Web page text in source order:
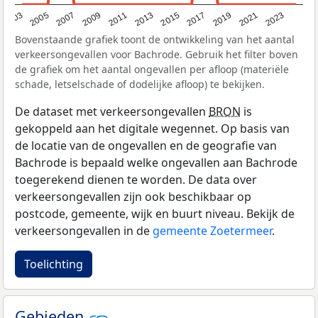
2003 2005 2007 2009 2011 2013 2015 2017 2019 2021 2023
Bovenstaande grafiek toont de ontwikkeling van het aantal
verkeersongevallen voor Bachrode. Gebruik het filter boven
de grafiek om het aantal ongevallen per afloop (materiële
schade, letselschade of dodelijke afloop) te bekijken.
De dataset met verkeersongevallen BRON is
gekoppeld aan het digitale wegennet. Op basis van
de locatie van de ongevallen en de geografie van
Bachrode is bepaald welke ongevallen aan Bachrode
toegerekend dienen te worden. De data over
verkeersongevallen zijn ook beschikbaar op
postcode, gemeente, wijk en buurt niveau. Bekijk de
verkeersongevallen in de gemeente Zoetermeer.
Toelichting